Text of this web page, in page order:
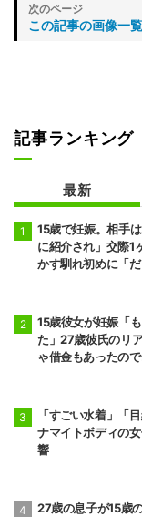
この記事の画像一覧
記事ランキング
最新
15歳で妊娠。相手
に紹介され」交際1
かす馴れ初めに「
15歳彼女が妊娠「
た」27歳彼氏のリ
ゃ借金もあったので
「すごい水着」「
ナマイトボディの
響
27歳の息子が15歳